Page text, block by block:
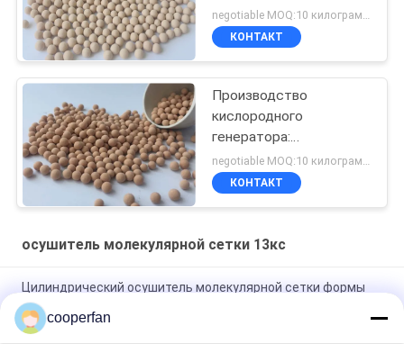
13X-HP для производит
делать кислорода
negotiable MOQ:10 килограммов
КОНТАКТ
Производство
кислородного
генератора:
молекулярное сито
negotiable MOQ:10 килограммов
КОНТАКТ
осушитель молекулярной сетки 13кс
Цилиндрический осушитель молекулярной сетки формы
13X размер поры 2 до 3mm
cooperfan